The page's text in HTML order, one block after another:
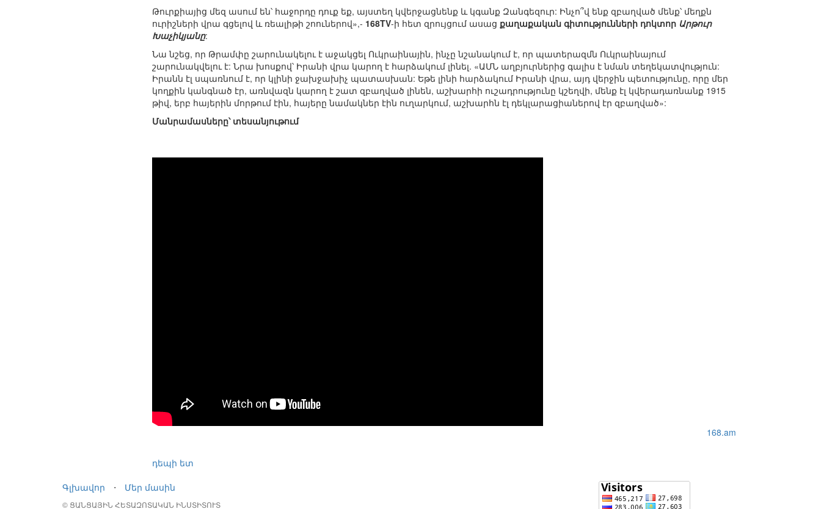
Թուրքիայից մեզ ասում են՝ հաջորդը դուք եք, այստեղ կվերջացնենք և կգանք Զանգեզուր: Ինչո՞վ ենք զբաղված մենք՝ մեղքն
ուրիշների վրա գցելով և ռեալիթի շոուներով»,- 168TV-ի հետ զրույցում ասաց քաղաքական գիտությունների դոկտոր Արթուր
Խաչիկյանը:
Նա նշեց, որ Թրամփը շարունակելու է աջակցել Ուկրաինային, ինչը նշանակում է, որ պատերազմն Ուկրաինայում
շարունակվելու է: Նրա խոսքով՝ Իրանի վրա կարող է հարձակում լինել. «ԱՄՆ աղբյուրներից գալիս է նման տեղեկատվություն:
Իրանն էլ սպառնում է, որ կլինի ջախջախիչ պատասխան: Եթե լինի հարձակում Իրանի վրա, այդ վերջին պետությունը, որը մեր
կողքին կանգնած էր, առնվազն կարող է շատ զբաղված լինեն, աշխարհի ուշադրությունը կշեղվի, մենք էլ կվերադառնանք 1915
թիվ, երբ հայերին մորթում էին, հայերը նամակներ էին ուղարկում, աշխարհն էլ դեկլարացիաներով էր զբաղված»:
Մանրամասները՝ տեսանյութում
168.am
դեպի ետ
Գլխավոր
⋅ Մեր մասին
© ՑԱՆՑԱՅԻՆ ՀԵՏԱԶՈՏԱԿԱՆ ԻՆՍՏԻՏՈՒՏ